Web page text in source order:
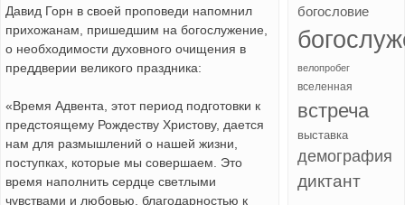
Давид Горн в своей проповеди напомнил
прихожанам, пришедшим на богослужение,
о необходимости духовного очищения в
преддверии великого праздника:
«Время Адвента, этот период подготовки к
предстоящему Рождеству Христову, дается
нам для размышлений о нашей жизни,
поступках, которые мы совершаем. Это
время наполнить сердце светлыми
чувствами и любовью, благодарностью к
богословие
велопробег
вселенная
встреча
выставка
демография
диктант